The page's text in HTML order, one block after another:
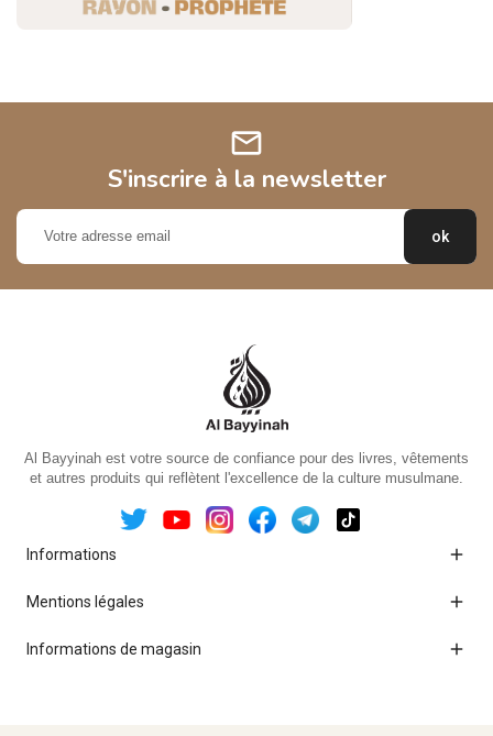
mail
S'inscrire à la newsletter
Al Bayyinah est votre source de confiance pour des livres, vêtements
et autres produits qui reflètent l'excellence de la culture musulmane.
Informations 
Mentions légales 
Informations de magasin 